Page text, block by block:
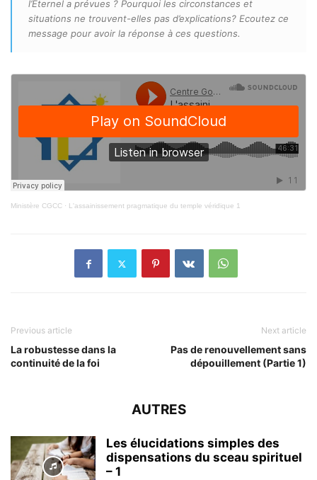
l’Éternel a prévues ? Pourquoi les circonstances et
situations ne trouvent-elles pas d’explications? Ecoutez ce
message pour avoir la réponse à ces questions.
Ministère CGCC · L'assainissement pragmatique du temple véridique 1
Previous article
La robustesse dans la
continuité de la foi
Next article
Pas de renouvellement sans
dépouillement (Partie 1)
AUTRES
Les élucidations simples des
dispensations du sceau spirituel
– 1